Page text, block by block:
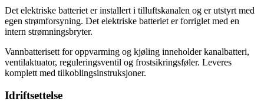
Det elektriske batteriet er installert i tilluftskanalen og er utstyrt med
egen strømforsyning. Det elektriske batteriet er forriglet med en
intern strømningsbryter.
Vannbatterisett for oppvarming og kjøling inneholder kanalbatteri,
ventilaktuator, reguleringsventil og frostsikringsføler. Leveres
komplett med tilkoblingsinstruksjoner.
Idriftsettelse